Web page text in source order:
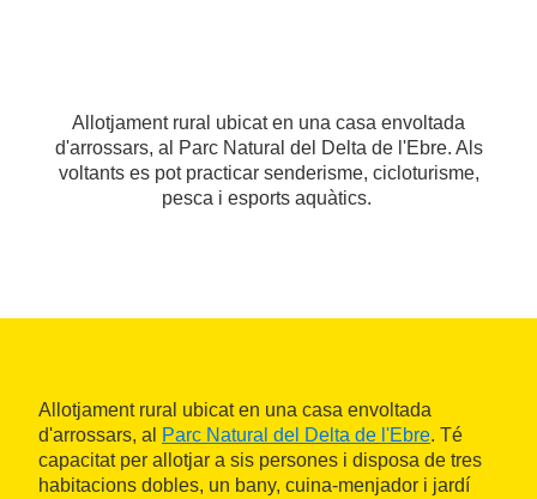
Allotjament rural ubicat en una casa envoltada
d'arrossars, al Parc Natural del Delta de l'Ebre. Als
voltants es pot practicar senderisme, cicloturisme,
pesca i esports aquàtics.
Allotjament rural ubicat en una casa envoltada
d'arrossars, al
Parc Natural del Delta de l'Ebre. Té
capacitat per allotjar a sis persones i disposa de tres
habitacions dobles, un bany, cuina-menjador i jardí